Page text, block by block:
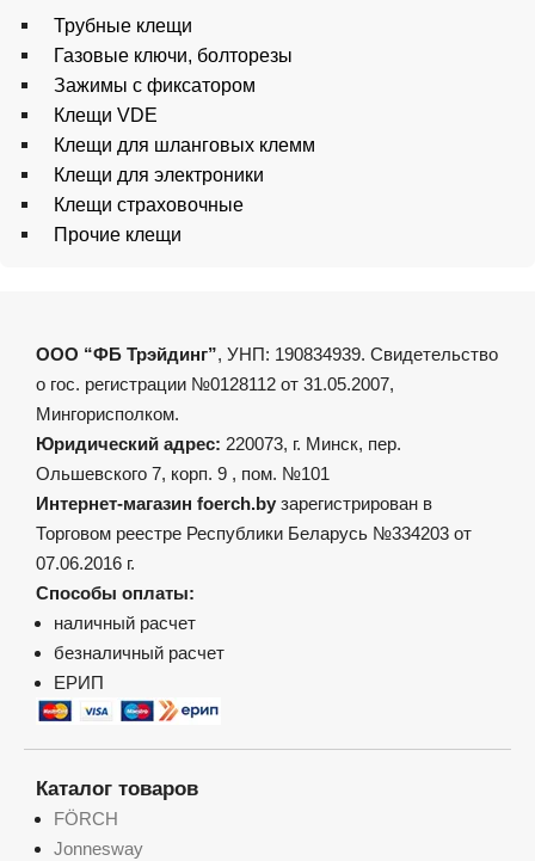
Трубные клещи
Газовые ключи, болторезы
Зажимы с фиксатором
Клещи VDE
Клещи для шланговых клемм
Клещи для электроники
Клещи страховочные
Прочие клещи
ООО “ФБ Трэйдинг”, УНП: 190834939. Свидетельство
о гос. регистрации №0128112 от 31.05.2007,
Мингорисполком.
Юридический адрес: 220073, г. Минск, пер.
Ольшевского 7, корп. 9 , пом. №101
Интернет-магазин foerch.by зарегистрирован в
Торговом реестре Республики Беларусь №334203 от
07.06.2016 г.
Способы оплаты:
наличный расчет
безналичный расчет
ЕРИП
Каталог товаров
FÖRCH
Jonnesway